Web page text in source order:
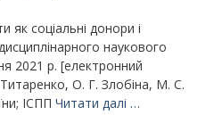
як соціальні донори і
наукового
2021 р. [електронний
О. Г. Злобіна, М. С.
ІСПП Читати далі …